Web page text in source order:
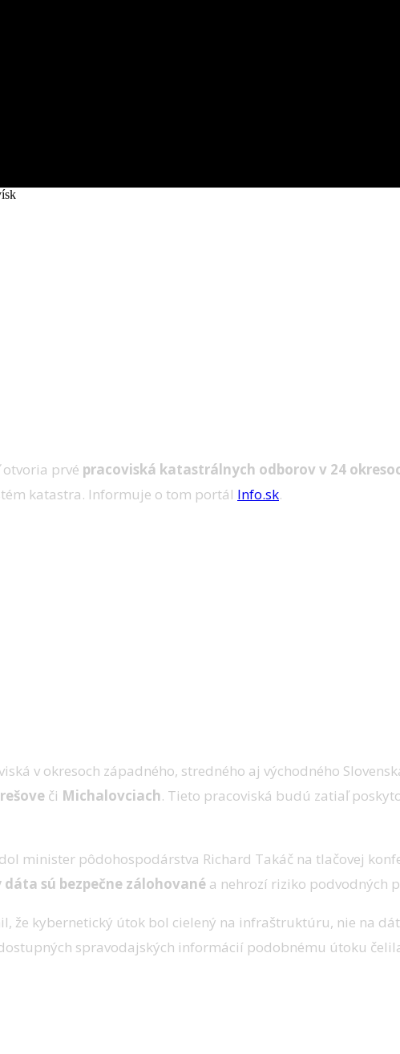
prvé pracoviská katastrálnych odborov v 24
katastra. Informuje o tom portál Info.sk.
v okresoch západného, stredného aj východného
či Michalovciach. Tieto pracoviská budú zatiaľ
minister pôdohospodárstva Richard Takáč na tlačovej
sú bezpečne zálohované a nehrozí riziko podvodných
že kybernetický útok bol cielený na infraštruktúru, nie na
spravodajských informácií podobnému útoku